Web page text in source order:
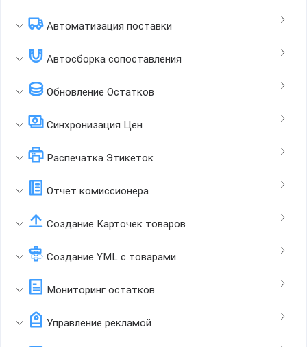
Автоматизация поставки
Автосборка сопоставления
Обновление Остатков
Синхронизация Цен
Распечатка Этикеток
Отчет комиссионера
Создание Карточек товаров
Создание YML с товарами
Мониторинг остатков
Управление рекламой